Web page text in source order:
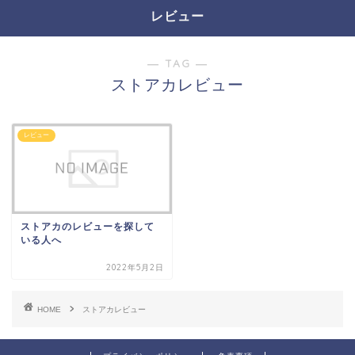
レビュー
― TAG ―
ストアカレビュー
レビュー
ストアカのレビューを探して
いる人へ
2022年5月2日
HOME ストアカレビュー